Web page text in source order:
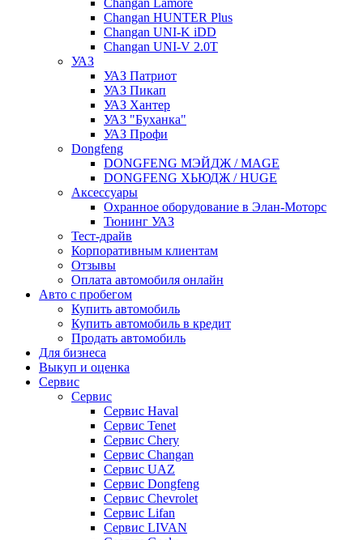
Changan Lamore
Changan HUNTER Plus
Changan UNI-K iDD
Changan UNI-V 2.0T
УАЗ
УАЗ Патриот
УАЗ Пикап
УАЗ Хантер
УАЗ "Буханка"
УАЗ Профи
Dongfeng
DONGFENG МЭЙДЖ / MAGE
DONGFENG ХЬЮДЖ / HUGE
Аксессуары
Охранное оборудование в Элан-Моторс
Тюнинг УАЗ
Тест-драйв
Корпоративным клиентам
Отзывы
Оплата автомобиля онлайн
Авто с пробегом
Купить автомобиль
Купить автомобиль в кредит
Продать автомобиль
Для бизнеса
Выкуп и оценка
Сервис
Сервис
Сервис Haval
Сервис Tenet
Сервис Chery
Сервис Changan
Сервис UAZ
Сервис Dongfeng
Сервис Chevrolet
Сервис Lifan
Сервис LIVAN